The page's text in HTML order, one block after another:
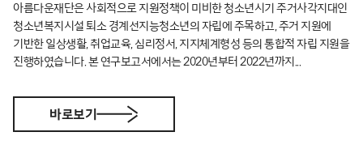
아름다운재단은 사회적으로 지원정책이 미비한 청소년시기 주거사각지대인
청소년복지시설 퇴소 경계선지능청소년의 자립에 주목하고, 주거 지원에
기반한 일상생활, 취업교육, 심리정서, 지지체계형성 등의 통합적 자립 지원을
진행하였습니다. 본 연구보고서에서는 2020년부터 2022년까지...
바로보기